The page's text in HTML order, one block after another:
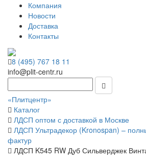
Компания
Новости
Доставка
Контакты
8 (495) 767 18 11
info@plit-centr.ru
«Плитцентр»
Каталог
ЛДСП оптом с доставкой в Москве
ЛДСП Ультрадекор (Kronospan) –
фактур
ЛДСП K545 RW Дуб Сильверджек